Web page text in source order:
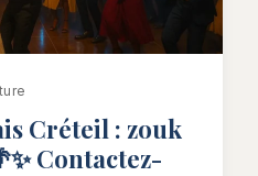
Créteil : zouk
Contactez-